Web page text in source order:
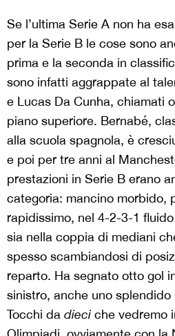
Se l’ultima Serie A non ha
per la Serie B le cose sono
prima e la seconda in
sono infatti aggrappate al
e Lucas Da Cunha, chiamati
piano superiore. Bernabé,
alla scuola spagnola, è
e poi per tre anni al
prestazioni in Serie B erano
categoria: mancino morbido,
rapidissimo, nel 4-2-3-1
sia nella coppia di mediani
spesso scambiandosi di
reparto. Ha segnato otto gol
sinistro, anche uno splendido
Tocchi da dieci che vedremo